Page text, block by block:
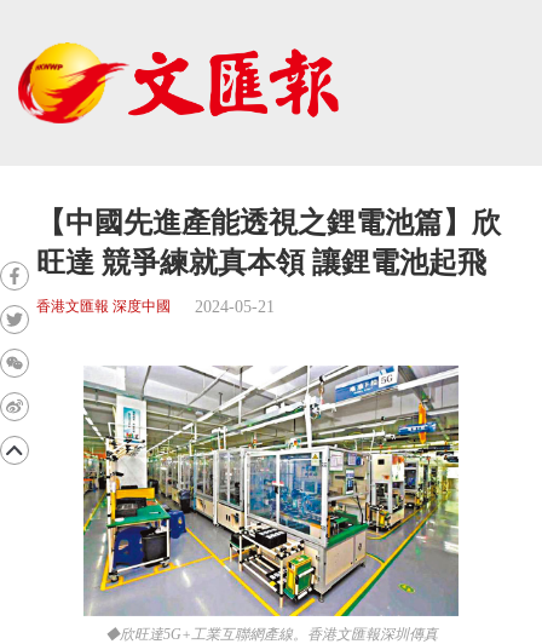
【中國先進產能透視之鋰電池篇】欣
旺達 競爭練就真本領 讓鋰電池起飛
香港文匯報 深度中國 2024-05-21
◆欣旺達5G+工業互聯網產線。香港文匯報深圳傳真